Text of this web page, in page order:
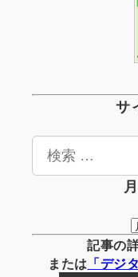
サ
検
記事の
または 「デジ